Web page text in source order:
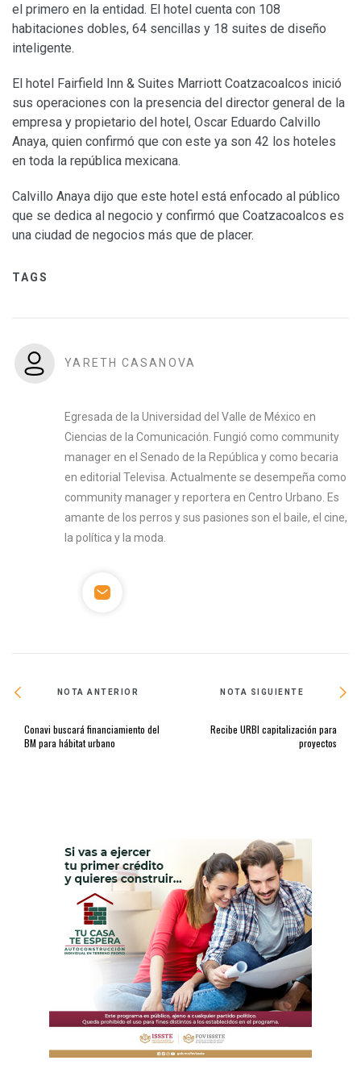
el primero en la entidad. El hotel cuenta con 108
habitaciones dobles, 64 sencillas y 18 suites de diseño
inteligente.
El hotel Fairfield Inn & Suites Marriott Coatzacoalcos inició
sus operaciones con la presencia del director general de la
empresa y propietario del hotel, Oscar Eduardo Calvillo
Anaya, quien confirmó que con este ya son 42 los hoteles
en toda la república mexicana.
Calvillo Anaya dijo que este hotel está enfocado al público
que se dedica al negocio y confirmó que Coatzacoalcos es
una ciudad de negocios más que de placer.
TAGS
YARETH CASANOVA
Egresada de la Universidad del Valle de México en
Ciencias de la Comunicación. Fungió como community
manager en el Senado de la República y como becaria
en editorial Televisa. Actualmente se desempeña como
community manager y reportera en Centro Urbano. Es
amante de los perros y sus pasiones son el baile, el cine,
la política y la moda.
NOTA ANTERIOR
Conavi buscará financiamiento del
BM para hábitat urbano
NOTA SIGUIENTE
Recibe URBI capitalización para
proyectos